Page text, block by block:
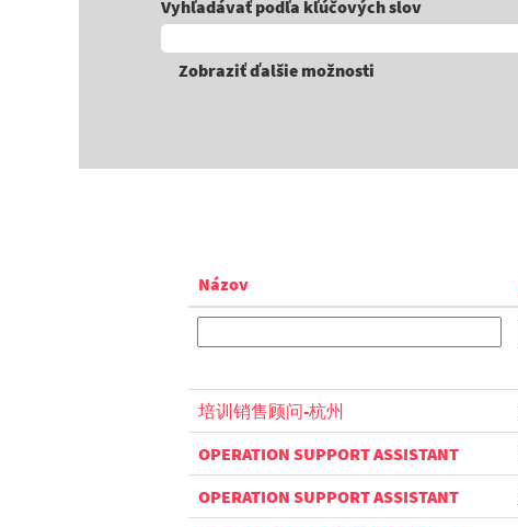
Vyhľadávať podľa kľúčových slov
Zobraziť ďalšie možnosti
Názov
培训销售顾问-杭州
OPERATION SUPPORT ASSISTANT
OPERATION SUPPORT ASSISTANT